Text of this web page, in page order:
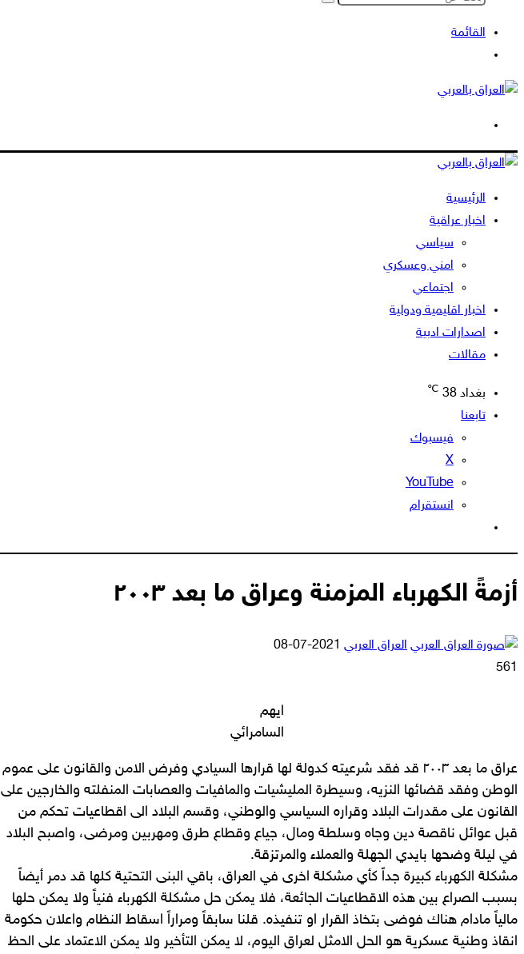
بحث
القائمة
المظلم
الرئيسية
اخبار عراقية
سياسي
امني وعسكري
اجتماعي
اخبار اقليمية ودولية
اصدارات ادبية
مقالات
بغداد 38
℃
تابعنا
فيسبوك
‫X
‫YouTube
انستقرام
المظلم
أزمةً الكهرباء المزمنة وعراق ما بعد ٢٠٠٣
العراق العربي أرسل
2021-07-08
561
ايهم
السامرائي
عراق ما بعد ٢٠٠٣ قد فقد شرعيته كدولة لها قرارها السيادي وفرض الامن والقانون على عموم
الوطن وفقد قضائها النزيه، وسيطرة المليشيات والمافيات والعصابات المنفلته والخارجين على
القانون على مقدرات البلاد وقراره السياسي والوطني، وقسم البلاد الى اقطاعيات تحكم من
قبل عوائل ناقصة دين وجاه وسلطة ومال، جياع وقطاع طرق ومهربين ومرضى، واصبح البلاد
في ليلة وضحها بايدي الجهلة والعملاء والمرتزقة.
مشكلة الكهرباء كبيرة جداً كأي مشكلة اخرى في العراق، باقي البنى التحتية كلها قد دمر أيضاً
بسبب الصراع بين هذه الاقطاعيات الجائعة، فلا يمكن حل مشكلة الكهرباء فنياً ولا يمكن حلها
مالياً مادام هناك فوضى بتخاذ القرار او تنفيذه. قلنا سابقاً ومراراً اسقاط النظام واعلان حكومة
انقاذ وطنية عسكرية هو الحل الامثل لعراق اليوم، لا يمكن التأخير ولا يمكن الاعتماد على الحظ